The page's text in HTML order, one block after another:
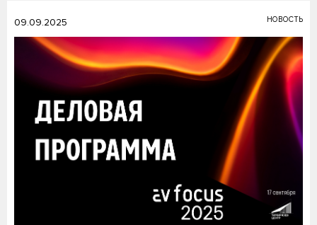
09.09.2025 НОВОСТЬ